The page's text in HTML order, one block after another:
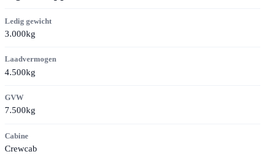
Ledig gewicht
3.000kg
Laadvermogen
4.500kg
GVW
7.500kg
Cabine
Crewcab